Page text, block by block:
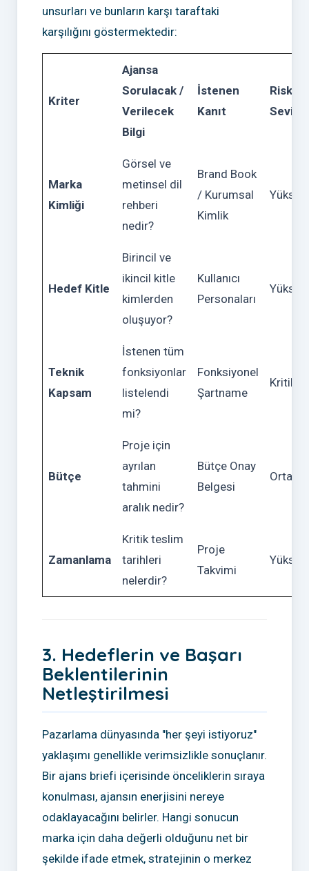
unsurları ve bunların karşı taraftaki
karşılığını göstermektedir:
Kriter
Ajansa
Sorulacak /
Verilecek
Bilgi
İstenen
Kanıt
Risk
Marka
Kimliği
Görsel ve
metinsel dil
rehberi
nedir?
Brand Book
/ Kurumsal
Kimlik
Yüksek
Hedef Kitle
Birincil ve
ikincil kitle
kimlerden
oluşuyor?
Kullanıcı
Personaları
Yüksek
Teknik
Kapsam
İstenen tüm
fonksiyonlar
listelendi
mi?
Fonksiyonel
Şartname
Kritik
Bütçe
Proje için
ayrılan
tahmini
aralık nedir?
Bütçe Onay
Belgesi
Orta
Zamanlama
Kritik teslim
tarihleri
nelerdir?
Proje
Takvimi
Yüksek
3. Hedeflerin ve Başarı
Beklentilerinin
Netleştirilmesi
Pazarlama dünyasında "her şeyi istiyoruz"
yaklaşımı genellikle verimsizlikle sonuçlanır.
Bir ajans briefi içerisinde önceliklerin sıraya
konulması, ajansın enerjisini nereye
odaklayacağını belirler. Hangi sonucun
marka için daha değerli olduğunu net bir
şekilde ifade etmek, stratejinin o merkez